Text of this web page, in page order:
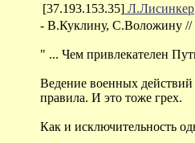
[37.193.153.35] Л.Лисинкер
- В.Куклину, С.Воложину //
" ... Чем привлекателен
Ведение военных
правила. И это тоже грех.
Как и исключительность